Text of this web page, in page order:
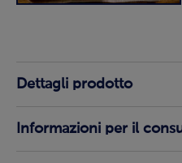
Dettagli prodotto
Informazioni per il